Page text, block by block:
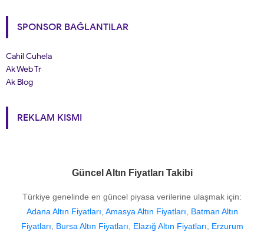
SPONSOR BAĞLANTILAR
Cahil Cuhela
Ak Web Tr
Ak Blog
REKLAM KISMI
Güncel Altın Fiyatları Takibi
Türkiye genelinde en güncel piyasa verilerine ulaşmak için:
Adana Altın Fiyatları Amasya Altın Fiyatları
Batman Altın
Fiyatları
Bursa Altın Fiyatları Elazığ Altın Fiyatları
Erzurum